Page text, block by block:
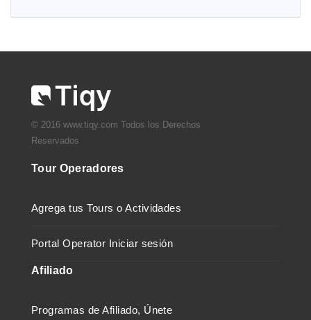
© 2016 www.tiqy.com Todos los Derechos
Reservados
Tour Operadores
Agrega tus Tours o Actividades
Portal Operator Iniciar sesión
Afiliado
Programas de Afiliado, Únete